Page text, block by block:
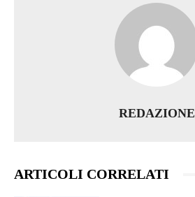
REDAZIONE
ARTICOLI CORRELATI